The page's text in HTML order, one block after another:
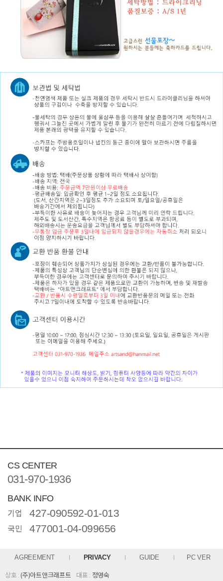
CS CENTER
031-970-1936
BANK INFO
기업 427-090592-01-013
국민 477001-04-099656
AGREEMENT PRIVACY GUIDE PC VER
상호 :(주)아트앤크래프트 대표 : 정영숙